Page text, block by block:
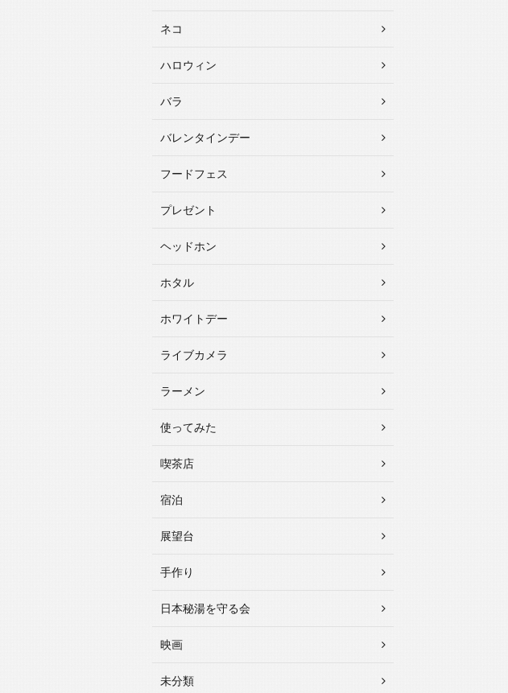
ネコ
ハロウィン
バラ
バレンタインデー
フードフェス
プレゼント
ヘッドホン
ホタル
ホワイトデー
ライブカメラ
ラーメン
使ってみた
喫茶店
宿泊
展望台
手作り
日本秘湯を守る会
映画
未分類